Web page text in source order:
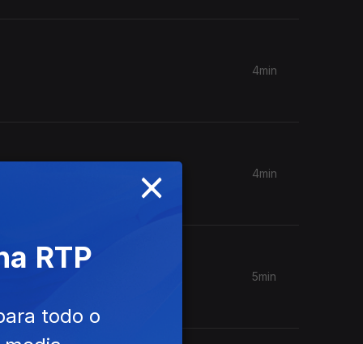
4min
4min
5min
×
RTP
todo o